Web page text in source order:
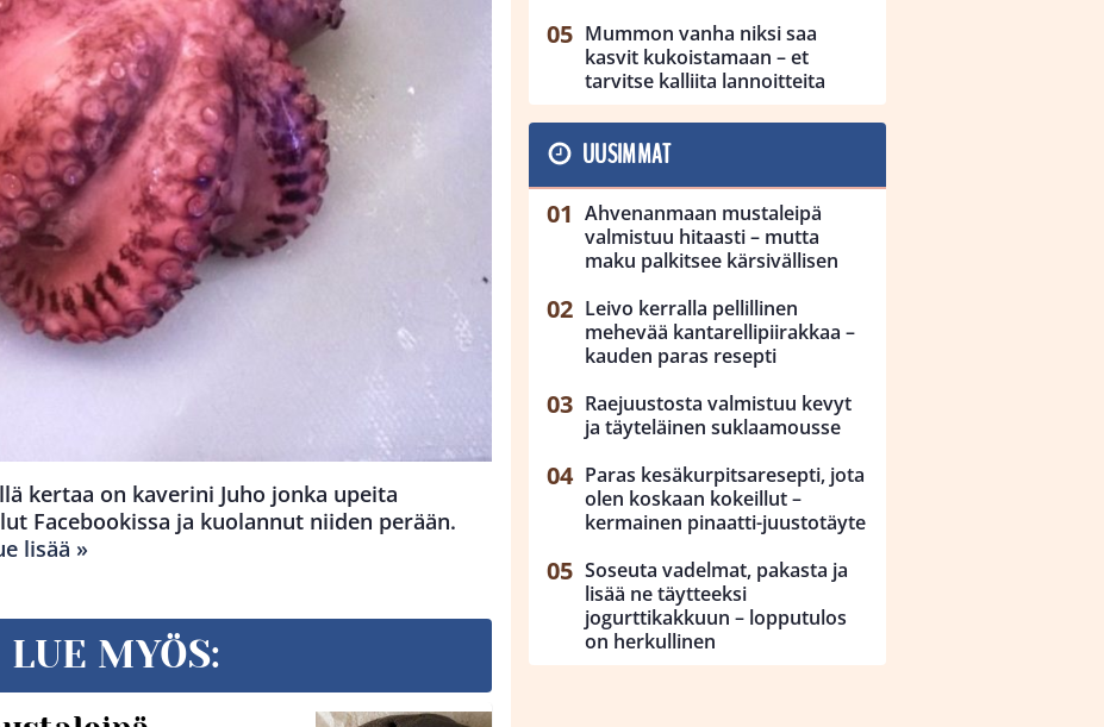
kertaa on kaverini Juho jonka upeita
Facebookissa ja kuolannut niiden perään.
lisää »
LUE MYÖS:
Mummon vanha niksi saa
kasvit kukoistamaan – et
tarvitse kalliita lannoitteita
UUSIMMAT
Ahvenanmaan mustaleipä
valmistuu hitaasti – mutta
maku palkitsee kärsivällisen
Leivo kerralla pellillinen
mehevää kantarellipiirakkaa –
kauden paras resepti
Raejuustosta valmistuu kevyt
ja täyteläinen suklaamousse
Paras kesäkurpitsaresepti, jota
olen koskaan kokeillut –
kermainen pinaatti-juustotäyte
Soseuta vadelmat, pakasta ja
lisää ne täytteeksi
jogurttikakkuun – lopputulos
on herkullinen